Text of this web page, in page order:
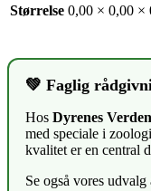
Størrelse 0,00 × 0,00 ×
💚 Faglig
Hos Dyrenes
med speciale i
kvalitet er en central
Se også vores udvalg